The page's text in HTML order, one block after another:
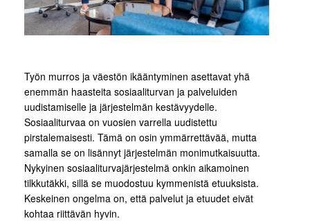
Työn murros ja väestön ikääntyminen asettavat yhä
enemmän haasteita sosiaaliturvan ja palveluiden
uudistamiselle ja järjestelmän kestävyydelle.
Sosiaaliturvaa on vuosien varrella uudistettu
pirstalemaisesti. Tämä on osin ymmärrettävää, mutta
samalla se on lisännyt järjestelmän monimutkaisuutta.
Nykyinen sosiaaliturvajärjestelmä onkin aikamoinen
tilkkutäkki, sillä se muodostuu kymmenistä etuuksista.
Keskeinen ongelma on, että palvelut ja etuudet eivät
kohtaa riittävän hyvin.